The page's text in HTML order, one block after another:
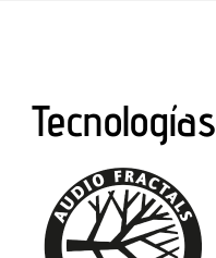
Tecnologías